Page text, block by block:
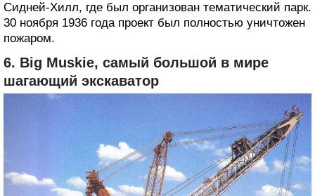
Сидней-Хилл, где был организован тематический парк.
30 ноября 1936 года проект был полностью уничтожен
пожаром.
6. Big Muskie, самый большой в мире
шагающий экскаватор